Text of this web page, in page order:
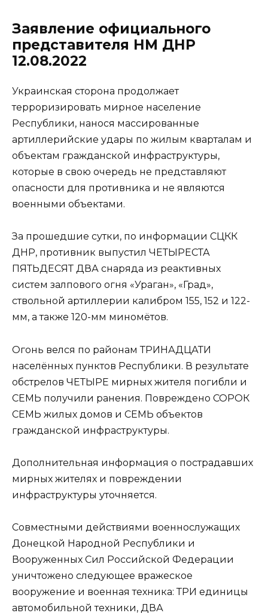
Заявление официального
представителя НМ ДНР
12.08.2022
Украинская сторона продолжает
терроризировать мирное население
Республики, нанося массированные
артиллерийские удары по жилым кварталам и
объектам гражданской инфраструктуры,
которые в свою очередь не представляют
опасности для противника и не являются
военными объектами.
За прошедшие сутки, по информации СЦКК
ДНР, противник выпустил ЧЕТЫРЕСТА
ПЯТЬДЕСЯТ ДВА снаряда из реактивных
систем залпового огня «Ураган», «Град»,
ствольной артиллерии калибром 155, 152 и 122-
мм, а также 120-мм миномётов.
Огонь велся по районам ТРИНАДЦАТИ
населённых пунктов Республики. В результате
обстрелов ЧЕТЫРЕ мирных жителя погибли и
СЕМЬ получили ранения. Повреждено СОРОК
СЕМЬ жилых домов и СЕМЬ объектов
гражданской инфраструктуры.
Дополнительная информация о пострадавших
мирных жителях и повреждении
инфраструктуры уточняется.
Совместными действиями военнослужащих
Донецкой Народной Республики и
Вооруженных Сил Российской Федерации
уничтожено следующее вражеское
вооружение и военная техника: ТРИ единицы
автомобильной техники, ДВА